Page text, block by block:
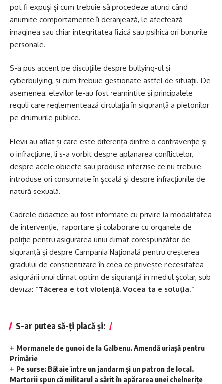
pot fi expuși și cum trebuie să procedeze atunci când
anumite comportamente îi deranjează, le afectează
imaginea sau chiar integritatea fizică sau psihică ori bunurile
personale.
S-a pus accent pe discuțiile despre bullying-ul și
cyberbulying, și cum trebuie gestionate astfel de situații. De
asemenea, elevilor le-au fost reamintite și principalele
reguli care reglementează circulația în siguranță a pietonilor
pe drumurile publice.
Elevii au aflat și care este diferența dintre o contravenție și
o infracțiune, li s-a vorbit despre aplanarea conflictelor,
despre acele obiecte sau produse interzise ce nu trebuie
introduse ori consumate în școală și despre infracțiunile de
natură sexuală.
Cadrele didactice au fost informate cu privire la modalitatea
de intervenție, raportare și colaborare cu organele de
poliție pentru asigurarea unui climat corespunzător de
siguranță și despre Campania Națională pentru creșterea
gradului de conștientizare în ceea ce privește necesitatea
asigurării unui climat optim de siguranță în mediul școlar, sub
deviza: “Tăcerea e tot violență. Vocea ta e soluția.”
S-ar putea să-ți placă și:
Mormanele de gunoi de la Galbenu. Amendă uriașă pentru
Primărie
Pe surse: Bătaie între un jandarm și un patron de local.
Martorii spun că militarul a sărit în apărarea unei chelnerițe